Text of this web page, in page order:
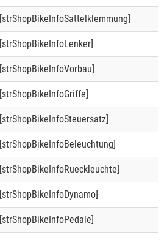
[strShopBikeInfoSattelklemmung]
[strShopBikeInfoLenker]
[strShopBikeInfoVorbau]
[strShopBikeInfoGriffe]
[strShopBikeInfoSteuersatz]
[strShopBikeInfoBeleuchtung]
[strShopBikeInfoRueckleuchte]
[strShopBikeInfoDynamo]
[strShopBikeInfoPedale]